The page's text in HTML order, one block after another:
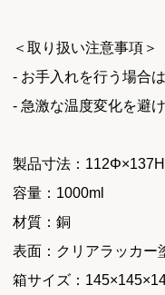
＜取り扱い注意事項＞
- お手入れを行う場合
- 急激な温度変化を避
製品寸法：
容量：1000ml
材質：銅
表面：クリアラッカー
箱サイズ：